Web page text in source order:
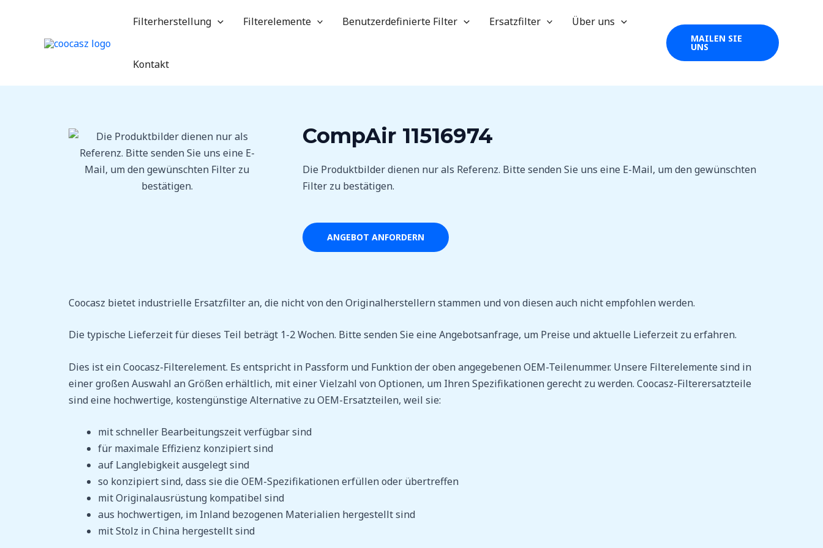
Filterherstellung Filterelemente Benutzerdefinierte Filter Ersatzfilter Über uns
Kontakt
MAILEN SIE
UNS
CompAir 11516974
Die Produktbilder dienen nur als Referenz. Bitte senden Sie uns eine E-Mail, um den gewünschten
Filter zu bestätigen.
ANGEBOT ANFORDERN
Coocasz bietet industrielle Ersatzfilter an, die nicht von den Originalherstellern stammen und von diesen auch nicht empfohlen werden.
Die typische Lieferzeit für dieses Teil beträgt 1-2 Wochen. Bitte senden Sie eine Angebotsanfrage, um Preise und aktuelle Lieferzeit zu erfahren.
Dies ist ein Coocasz-Filterelement. Es entspricht in Passform und Funktion der oben angegebenen OEM-Teilenummer. Unsere Filterelemente sind in
einer großen Auswahl an Größen erhältlich, mit einer Vielzahl von Optionen, um Ihren Spezifikationen gerecht zu werden. Coocasz-Filterersatzteile
sind eine hochwertige, kostengünstige Alternative zu OEM-Ersatzteilen, weil sie:
mit schneller Bearbeitungszeit verfügbar sind
für maximale Effizienz konzipiert sind
auf Langlebigkeit ausgelegt sind
so konzipiert sind, dass sie die OEM-Spezifikationen erfüllen oder übertreffen
mit Originalausrüstung kompatibel sind
aus hochwertigen, im Inland bezogenen Materialien hergestellt sind
mit Stolz in China hergestellt sind